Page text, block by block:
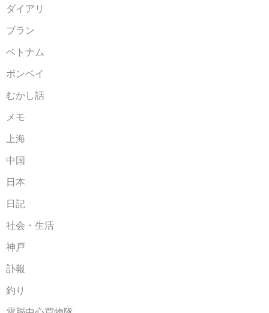
ダイアリ
ブラン
ベトナム
ボンベイ
むかし話
メモ
上海
中国
日本
日記
社会・生活
神戸
訃報
釣り